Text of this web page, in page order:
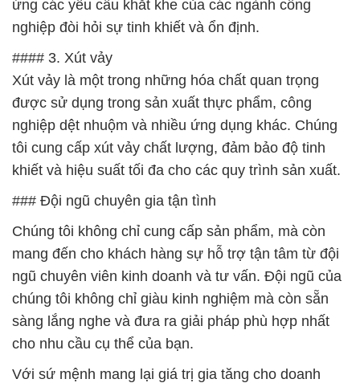
ứng các yêu cầu khắt khe của các ngành công
nghiệp đòi hỏi sự tinh khiết và ổn định.
#### 3. Xút vảy
Xút vảy là một trong những hóa chất quan trọng
được sử dụng trong sản xuất thực phẩm, công
nghiệp dệt nhuộm và nhiều ứng dụng khác. Chúng
tôi cung cấp xút vảy chất lượng, đảm bảo độ tinh
khiết và hiệu suất tối đa cho các quy trình sản xuất.
### Đội ngũ chuyên gia tận tình
Chúng tôi không chỉ cung cấp sản phẩm, mà còn
mang đến cho khách hàng sự hỗ trợ tận tâm từ đội
ngũ chuyên viên kinh doanh và tư vấn. Đội ngũ của
chúng tôi không chỉ giàu kinh nghiệm mà còn sẵn
sàng lắng nghe và đưa ra giải pháp phù hợp nhất
cho nhu cầu cụ thể của bạn.
Với sứ mệnh mang lại giá trị gia tăng cho doanh